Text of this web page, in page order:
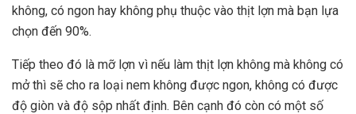
không, có ngon hay không phụ thuộc vào thịt lợn mà bạn lựa
chọn đến 90%.
Tiếp theo đó là mỡ lợn vì nếu làm thịt lợn không mà không có
mở thì sẽ cho ra loại nem không được ngon, không có được
độ giòn và độ sộp nhất định. Bên cạnh đó còn có một số